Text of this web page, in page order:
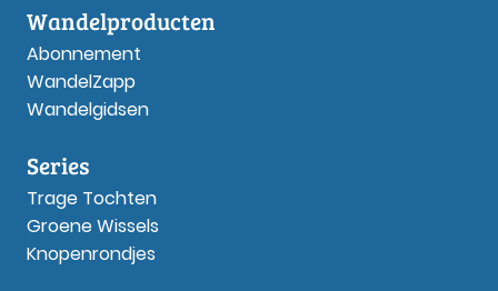
Wandelproducten
Abonnement
WandelZapp
Wandelgidsen
Series
Trage Tochten
Groene Wissels
Knopenrondjes